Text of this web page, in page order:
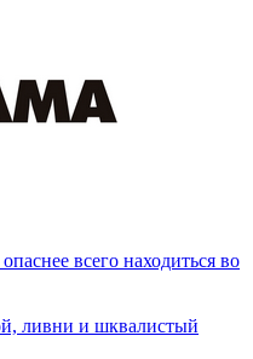
всего находиться во
ливни и шквалистый